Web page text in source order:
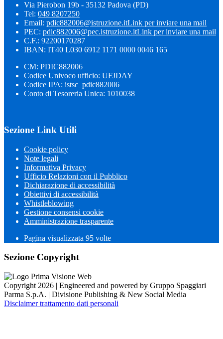
Via Pierobon 19b - 35132 Padova (PD)
Tel: 049 8207250
Email: pdic882006@istruzione.itLink per inviare una mail
PEC: pdic882006@pec.istruzione.itLink per inviare una mail
C.F.: 92200170287
IBAN: IT40 L030 6912 1171 0000 0046 165
CM: PDIC882006
Codice Univoco ufficio: UFJDAY
Codice IPA: istsc_pdic882006
Conto di Tesoreria Unica: 1010038
Sezione Link Utili
Cookie policy
Note legali
Informativa Privacy
Ufficio Relazioni con il Pubblico
Dichiarazione di accessibilità
Obiettivi di accessibilità
Whistleblowing
Gestione consensi cookie
Amministrazione trasparente
Pagina visualizzata 95 volte
Sezione Copyright
Copyright 2026 | Engineered and powered by Gruppo Spaggiari
Parma S.p.A. | Divisione Publishing & New Social Media
Disclaimer trattamento dati personali